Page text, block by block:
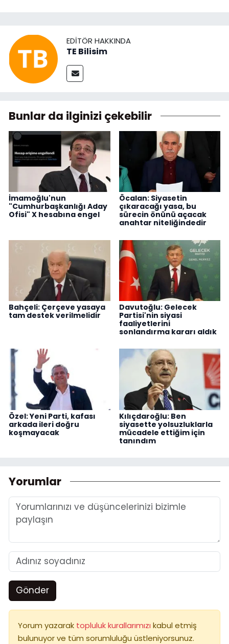
EDITÖR HAKKINDA
TE Bilisim
Bunlar da ilginizi çekebilir
İmamoğlu'nun
"Cumhurbaşkanlığı Aday
Ofisi" X hesabına engel
Öcalan: Siyasetin
çıkaracağı yasa, bu
sürecin önünü açacak
anahtar niteliğindedir
Bahçeli: Çerçeve yasaya
tam destek verilmelidir
Davutoğlu: Gelecek
Partisi'nin siyasi
faaliyetlerini
sonlandırma kararı aldık
Özel: Yeni Parti, kafası
arkada ileri doğru
koşmayacak
Kılıçdaroğlu: Ben
siyasette yolsuzluklarla
mücadele ettiğim için
tanındım
Yorumlar
Gönder
Yorum yazarak topluluk kurallarımızı kabul etmiş
bulunuyor ve tüm sorumluluğu üstleniyorsunuz.